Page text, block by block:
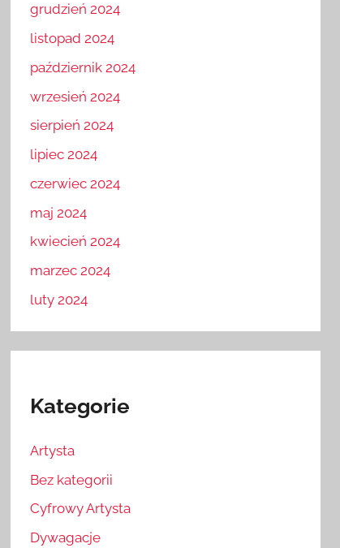
grudzień 2024
listopad 2024
październik 2024
wrzesień 2024
sierpień 2024
lipiec 2024
czerwiec 2024
maj 2024
kwiecień 2024
marzec 2024
luty 2024
Kategorie
Artysta
Bez kategorii
Cyfrowy Artysta
Dywagacje